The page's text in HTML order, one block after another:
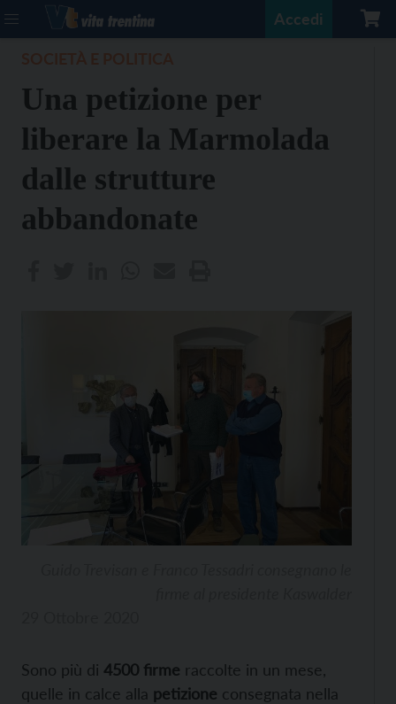
Accedi
Una petizione per
liberare la Marmolada
dalle strutture
abbandonate
Sono più di 4500 firme raccolte in un mese,
quelle in calce alla petizione consegnata nella